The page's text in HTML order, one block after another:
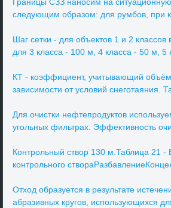
Границы СЗЗ наносим на
следующим образом: для румбов, при
Шаг сетки - для объектов 1 и 2 классов
для 3 класса - 100 м, 4 класса - 50 м, 5
КТ - коэффициент, учитывающий объём
зависимости от условий снеготаяния.
Для очистки нефтепродуктов
угольных фильтрах. Эффективность
Контрольный створ 130 м.Таблица 21 -
контрольного
Отход образуется в результате
абразивных кругов, использующихся